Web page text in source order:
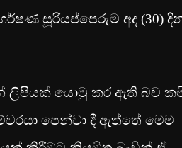
සූරියප්පෙරුම අද (30)
ලිපියක් යොමු කර ඇති බව
පෙන්වා දී ඇත්තේ මෙම